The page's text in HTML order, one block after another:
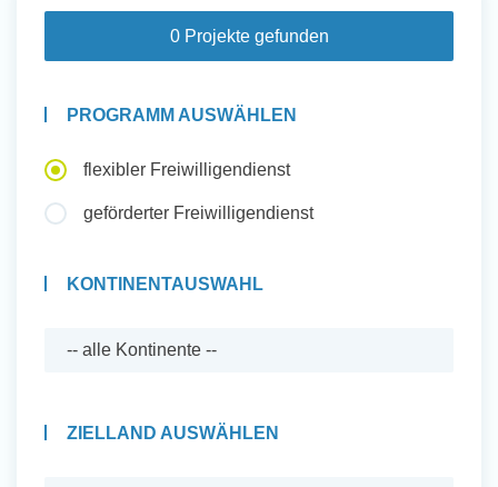
Auslandserfahrung Sammeln
und Sozial Engagieren
Initiativbewerbung
0 Projekte gefunden
PROGRAMM AUSWÄHLEN
flexibler Freiwilligendienst
geförderter Freiwilligendienst
KONTINENTAUSWAHL
ZIELLAND AUSWÄHLEN